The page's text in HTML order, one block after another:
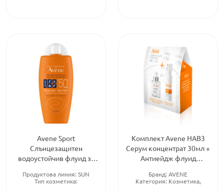
Avene Sport
Слънцезащитен
водоустойчив флуид за
100мл
Продуктова линия: SUN
Тип козметика:
Комплект Avene HAB3
Серум концентрат 30мл +
Антиейдж флуид
Бранд: AVENE
Категория: Козметика,